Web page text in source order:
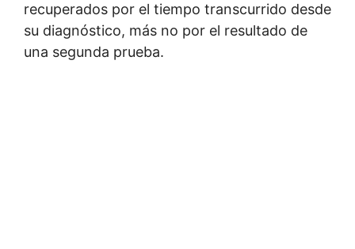
recuperados por el tiempo transcurrido desde
su diagnóstico, más no por el resultado de
una segunda prueba.